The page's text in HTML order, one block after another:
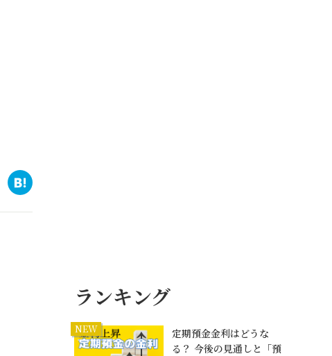
ランキング
NEW
定期預金金利はどうな
る？ 今後の見通しと「預